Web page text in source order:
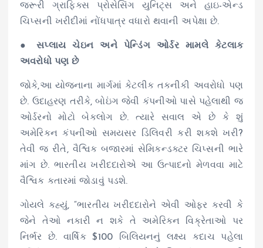
જરૂરી ગ્રાફિક્સ પ્રોસેસિંગ યુનિટ્સ અને હાઇ-એન્ડ
ચિપ્સની ખરીદીમાં નોંધપાત્ર વધારો થવાની અપેક્ષા છે.
●સપ્લાય ચેઇન અને પેન્ડિંગ ઓર્ડર મામલે કેટલાક
અવરોધો પણ છે
જોકે,આ યોજનાના માર્ગમાં કેટલીક તકનીકી અવરોધો પણ
છે. ઉદાહરણ તરીકે, બોઇંગ જેવી કંપનીઓ પાસે પહેલાથી જ
ઓર્ડરનો મોટો બેકલોગ છે. ત્યારે સવાલ એ છે કે શું
અમેરિકન કંપનીઓ સમયસર ડિલિવરી કરી શકશે ખરી?
તેવી જ રીતે, વૈશ્વિક બજારમાં સેમિકન્ડક્ટર ચિપ્સની ભારે
માંગ છે. ભારતીય ખરીદદારોએ આ ઉત્પાદનો મેળવવા માટે
વૈશ્વિક કતારમાં જોડાવું પડશે.
ગોયલે કહ્યું, “ભારતીય ખરીદદારોને એવી ઓફર કરવી કે
જેને તેઓ નકારી ન શકે તે અમેરિકન વિક્રેતાઓ પર
નિર્ભર છે. વાર્ષિક $100 બિલિયનનું લક્ષ્ય કદાચ પહેલા